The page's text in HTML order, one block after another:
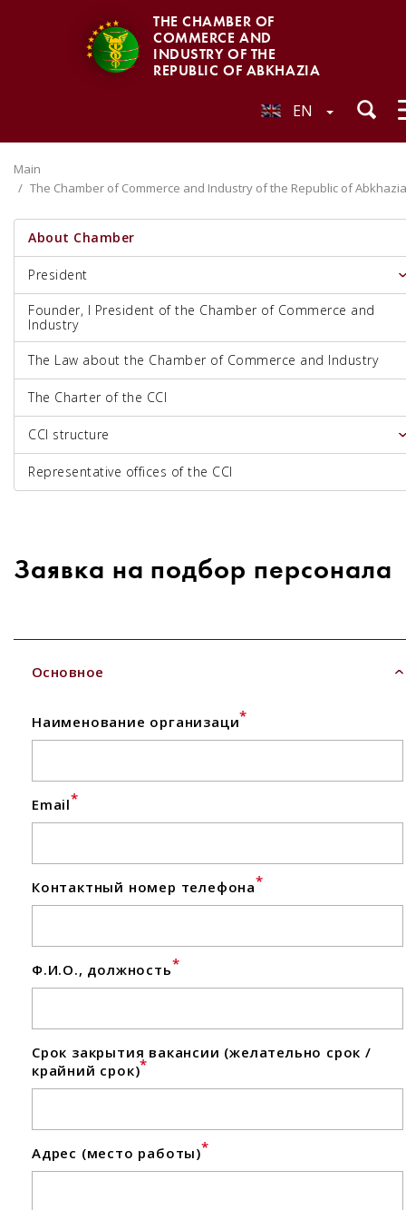
THE CHAMBER OF
COMMERCE AND
INDUSTRY OF THE
REPUBLIC OF ABKHAZIA
EN
Main
The Chamber of Commerce and Industry of the Republic of Abkhazia
About Chamber
President
Founder, I President of the Chamber of Commerce and
Industry
The Law about the Chamber of Commerce and Industry
The Charter of the CCI
CCI structure
Representative offices of the CCI
Заявка на подбор персонала
Основное
Наименование организаци*
Email*
Контактный номер телефона*
Ф.И.О., должность*
Срок закрытия вакансии (желательно срок /
крайний срок)*
Адрес (место работы)*